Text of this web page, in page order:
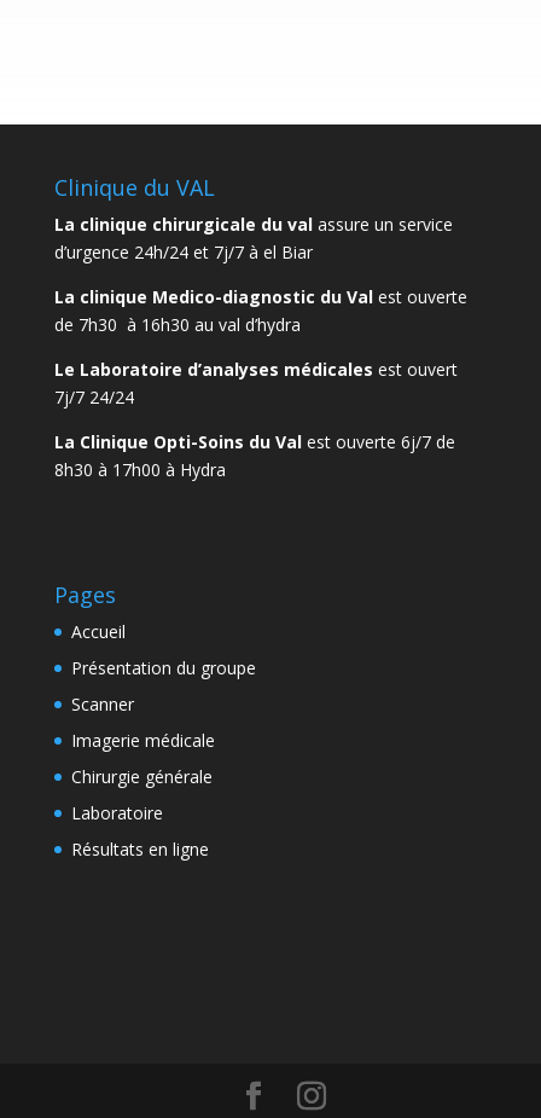
Clinique du VAL
La clinique chirurgicale du valassure un service
d’urgence 24h/24 et 7j/7 à el Biar
La clinique Medico-diagnostic du Valest ouverte
de 7h30 à 16h30 au val d’hydra
Le Laboratoire d’analyses médicales est ouvert
7j/7 24/24
La Clinique Opti-Soins du Valest ouverte 6j/7 de
8h30 à 17h00 à Hydra
Pages
Accueil
Présentation du groupe
Scanner
Imagerie médicale
Chirurgie générale
Laboratoire
Résultats en ligne